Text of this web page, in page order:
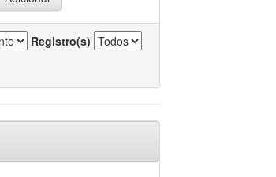
Registro(s)